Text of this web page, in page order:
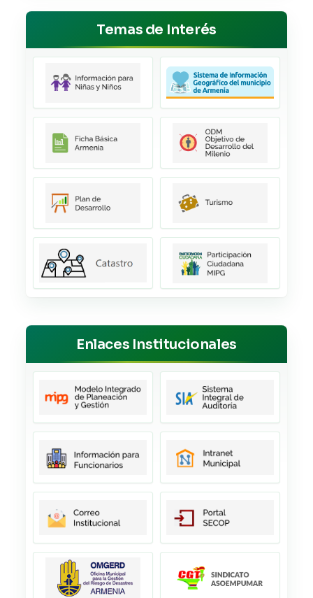
Temas de Interés
Enlaces Institucionales